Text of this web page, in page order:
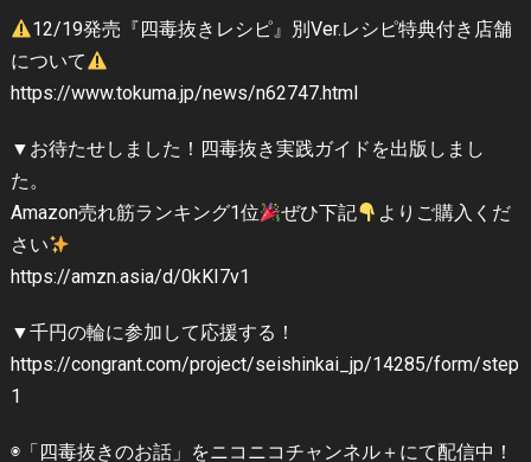
12/19発売『四毒抜きレシピ』別Ver.レシピ特典付き店舗
について
⁦https://www.tokuma.jp/news/n62747.html
▼お待たせしました！四毒抜き実践ガイドを出版しまし
た。
Amazon売れ筋ランキング1位
ぜひ下記
よりご購入くだ
さい
https://amzn.asia/d/0kKI7v1
▼千円の輪に参加して応援する！
https://congrant.com/project/seishinkai_jp/14285/form/step
1
◉「四毒抜きのお話」をニコニコチャンネル＋にて配信中！